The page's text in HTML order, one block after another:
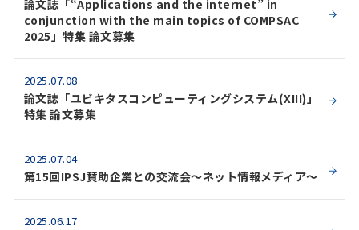
論文誌「“Applications and the internet” in
conjunction with the main topics of COMPSAC
2025」特集 論文募集
2025.07.08
論文誌「ユビキタスコンピューティングシステム(XIII)」
特集 論文募集
2025.07.04
第15回IPSJ賛助企業との交流会～ネット情報メディア～
2025.06.17